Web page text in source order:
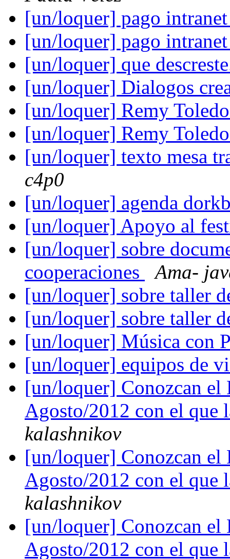
[un/loquer] pago
[un/loquer] pago
[un/loquer] que
[un/loquer] Dialogos
[un/loquer] Remy
[un/loquer] Remy
[un/loquer] texto mesa
c4p0
[un/loquer] agenda
[un/loquer] Apoyo al
[un/loquer] sobre
cooperaciones
Ama-
[un/loquer] sobre taller
[un/loquer] sobre taller
[un/loquer] Música con
[un/loquer] equipos de
[un/loquer] Conozcan el
Agosto/2012 con el que
kalashnikov
[un/loquer] Conozcan el
Agosto/2012 con el que
kalashnikov
[un/loquer] Conozcan el
Agosto/2012 con el que